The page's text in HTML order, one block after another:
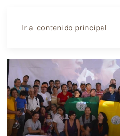
Ir al contenido principal